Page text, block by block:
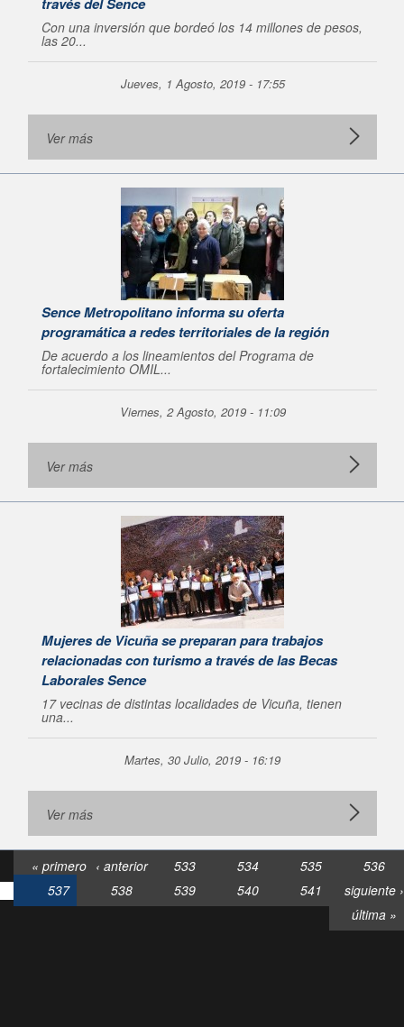
Con una inversión que bordeó los 14 millones de pesos,
las 20...
Jueves, 1 Agosto, 2019 - 17:55
Ver más
Sence Metropolitano informa su oferta
programática a redes territoriales de la región
De acuerdo a los lineamientos del Programa de
fortalecimiento OMIL...
Viernes, 2 Agosto, 2019 - 11:09
Ver más
Mujeres de Vicuña se preparan para trabajos
relacionadas con turismo a través de las Becas
Laborales Sence
17 vecinas de distintas localidades de Vicuña, tienen
una...
Martes, 30 Julio, 2019 - 16:19
Ver más
« primero ‹ anterior 533 534 535
536
537
538 539 540 541
siguiente ›
última »